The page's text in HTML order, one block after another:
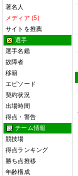
著名人
メディア (5)
サイトを推薦
選手
選手名鑑
故障者
移籍
エピソード
契約状況
出場時間
得点・警告
チーム情報
競技場
得点ランキング
勝ち点推移
年齢構成